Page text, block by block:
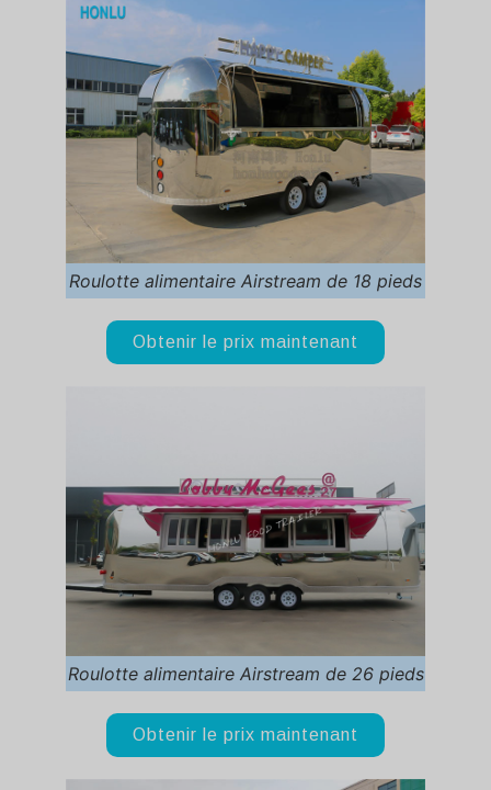
Roulotte alimentaire Airstream de 18 pieds
Obtenir le prix maintenant
Roulotte alimentaire Airstream de 26 pieds
Obtenir le prix maintenant